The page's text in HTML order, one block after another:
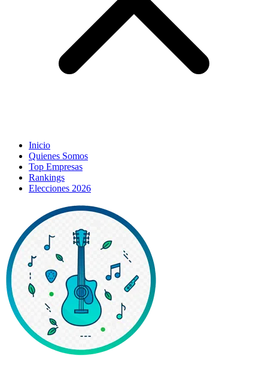
Inicio
Quienes Somos
Top Empresas
Rankings
Elecciones 2026